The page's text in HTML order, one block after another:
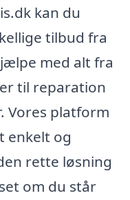
kan du
tilbud fra
med alt fra
til reparation
Vores platform
enkelt og
rette løsning
om du står